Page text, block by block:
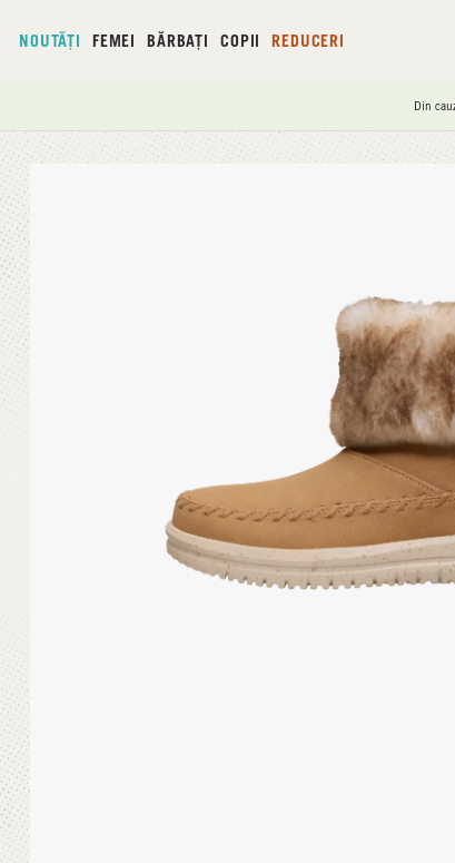
NOUTĂȚI FEMEI BĂRBAȚI COPII REDUCERI
Din